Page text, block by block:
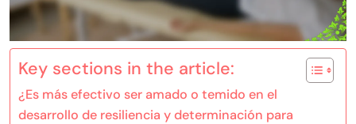
Key sections in the article:
¿Es más efectivo ser amado o temido en el
desarrollo de resiliencia y determinación para